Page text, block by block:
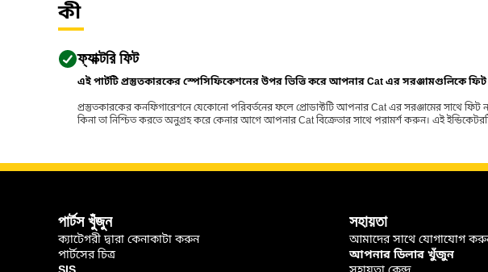
কী
ফ্যাক্টরি ফিট
এই পার্টটি প্রস্তুতকারকের স্পেসিফিকেশনের উপর ভিত্তি করে আপনার Cat এর সরঞ্জামগুলিকে
প্রস্তুতকারকের কনফিগারেশনে যেকোনো পরিবর্তনের ফলে প্রোডাক্টটি আপনার Cat এর সরঞ্জামের সাথে
কিনা তা নিশ্চিত করতে অনুগ্রহ করে কেনার আগে আপনার Cat বিক্রেতার সাথে পরামর্শ করুন। এই ইন্ডিকেটরটি
পার্টস খুঁজুন
ক্যাটেগরী দ্বারা কেনাকাটা করুন
পার্টসের চিত্র
সহায়তা
আমাদের সাথে যোগাযোগ
আপনার ডিলার খুঁজুন